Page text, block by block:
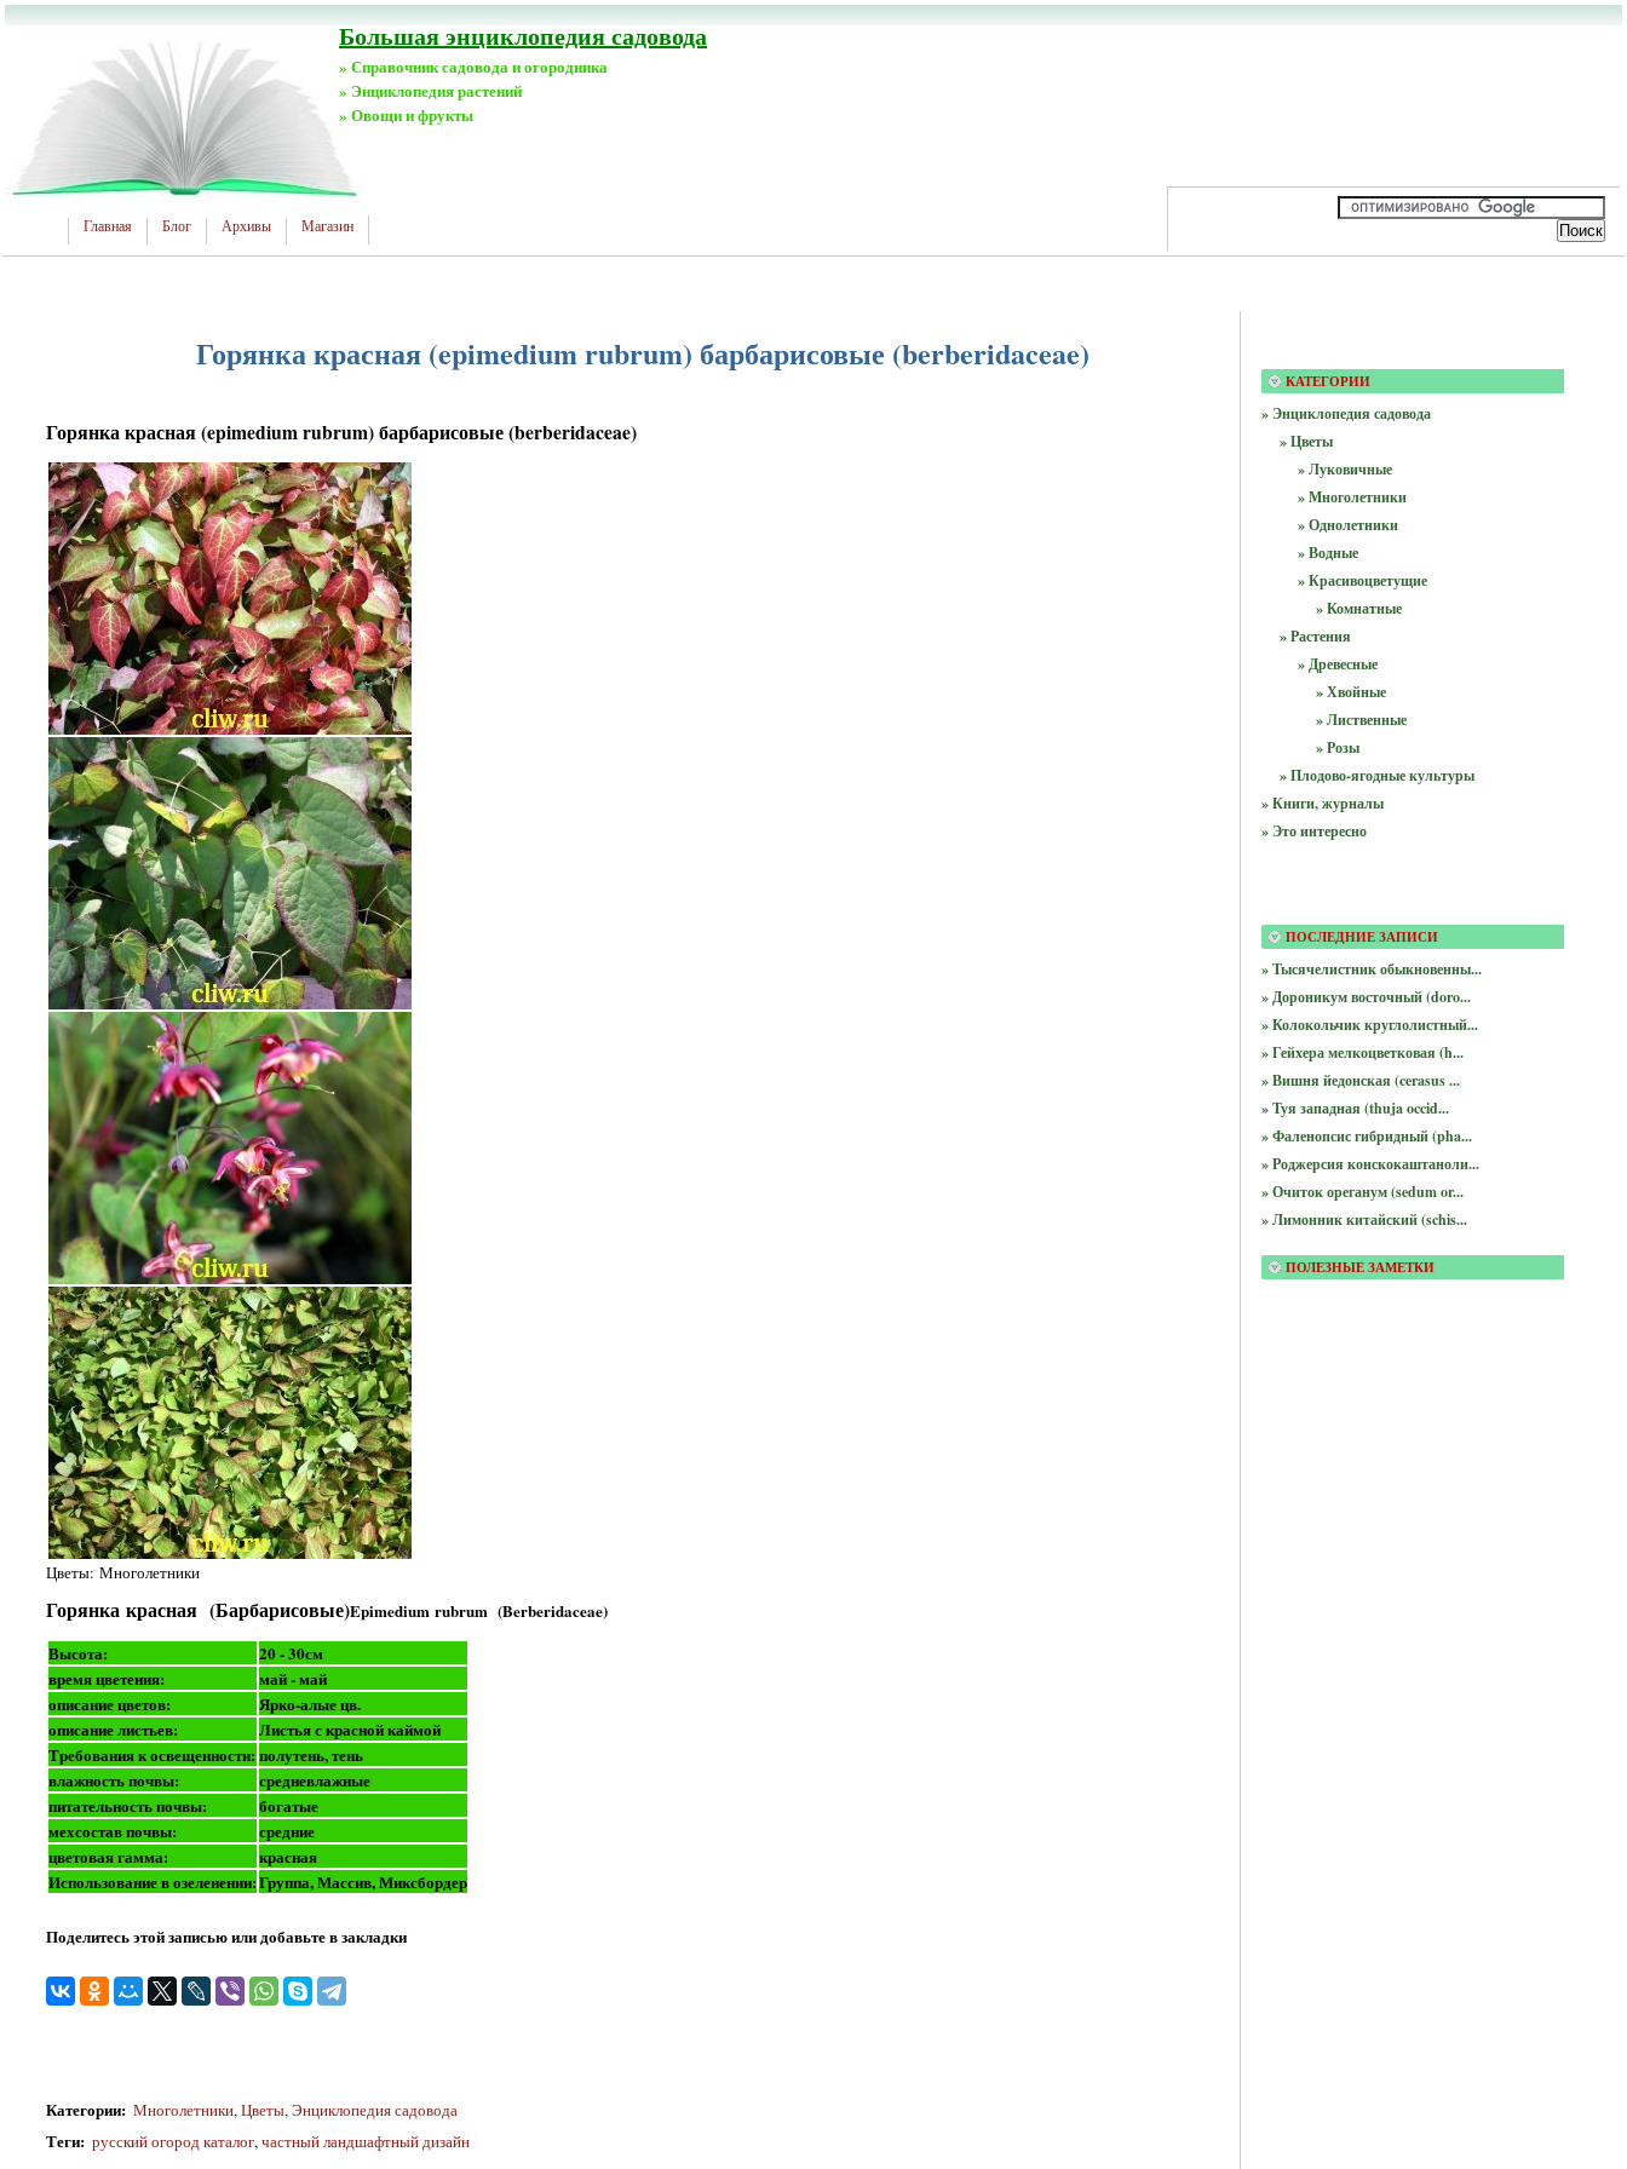
Большая энциклопедия садовода
» Справочник садовода и огородника
» Энциклопедия растений
» Овощи и фрукты
Главная Блог Архивы Магазин
Горянка красная (epimedium rubrum) барбарисовые (berberidaceae)
Горянка красная (epimedium rubrum) барбарисовые (berberidaceae)
Цветы: Многолетники
Горянка красная (Барбарисовые)Epimedium rubrum (Berberidaceae)
Высота:
20 - 30см
время цветения:
май - май
описание цветов:
Ярко-алые цв.
описание листьев:
Листья с красной каймой
Требования к освещенности: полутень, тень
влажность почвы:
средневлажные
питательность почвы:
богатые
мехсостав почвы:
средние
цветовая гамма:
красная
Использование в озеленении:Группа, Массив, Миксбордер
Поделитесь этой записью или добавьте в закладки
Категории: Многолетники,Цветы,Энциклопедия садовода
Теги: русский огород каталог,частный ландшафтный дизайн
КАТЕГОРИИ
» Энциклопедия садовода
» Цветы
» Луковичные
» Многолетники
» Однолетники
» Водные
» Красивоцветущие
» Комнатные
» Растения
» Древесные
» Хвойные
» Лиственные
» Розы
» Плодово-ягодные культуры
» Книги, журналы
» Это интересно
ПОСЛЕДНИЕ ЗАПИСИ
» Тысячелистник обыкновенны...
» Дороникум восточный (doro...
» Колокольчик круглолистный...
» Гейхера мелкоцветковая (h...
» Вишня йедонская (cerasus ...
» Туя западная (thuja occid...
» Фаленопсис гибридный (pha...
» Роджерсия конскокаштаноли...
» Очиток ореганум (sedum or...
» Лимонник китайский (schis...
ПОЛЕЗНЫЕ ЗАМЕТКИ